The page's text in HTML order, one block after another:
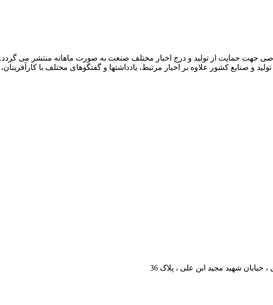
جهت حمایت از تولید و درج اخبار مختلف صنعت به صورت ماهانه منتشر می گردد.
و صنایع کشور علاوه بر اخبار مرتبط، یادداشتها و گفتگوهای مختلف با
شهید مجید ابن علی ، پلاک 36